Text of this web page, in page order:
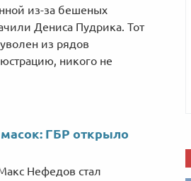
из-за бешеных
Дениса Пудрика. Тот
из рядов
никого не
ГБР открыло
Нефедов стал